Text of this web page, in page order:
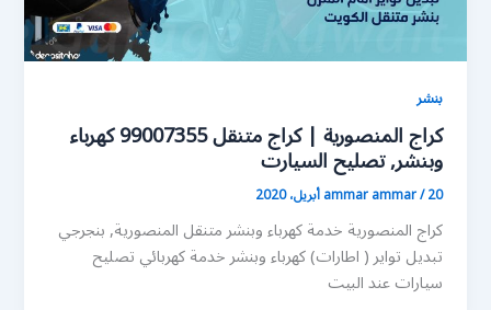
بنشر
كراج المنصورية | كراج متنقل 99007355 كهرباء
وبنشر, تصليح السيارت
ammar ammar/20 أبريل، 2020
كراج المنصورية خدمة كهرباء وبنشر متنقل المنصورية, بنجرجي
تبديل تواير ( اطارات) كهرباء وبنشر خدمة كهربائي تصليح
سيارات عند البيت